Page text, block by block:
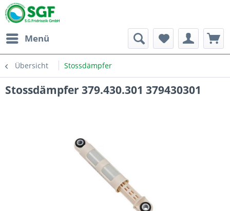
Menü
Übersicht Stossdämpfer
Stossdämpfer 379.430.301 379430301